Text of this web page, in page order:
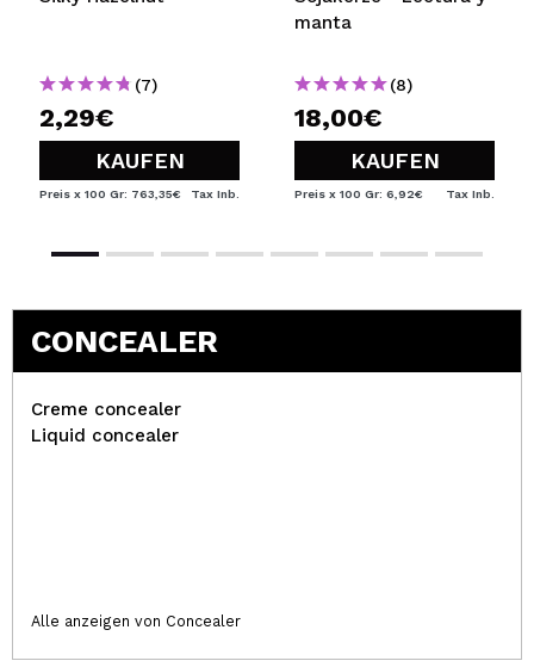
(7)
2,29€
KAUFEN
Preis x 100 Gr: 763,35€ Tax Inb.
manta
(8)
18,00€
KAUFEN
Preis x 100 Gr: 6,92€ Tax Inb.
CONCEALER
Creme concealer
Liquid concealer
Alle anzeigen von Concealer